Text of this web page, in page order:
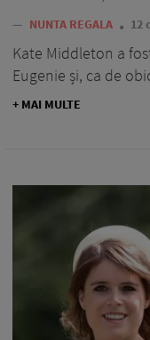
— NUNTA REGALA 12
Kate Middleton a
Eugenie și, ca de
+ MAI MULTE